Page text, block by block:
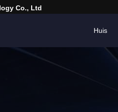
Co., Ltd
Huis